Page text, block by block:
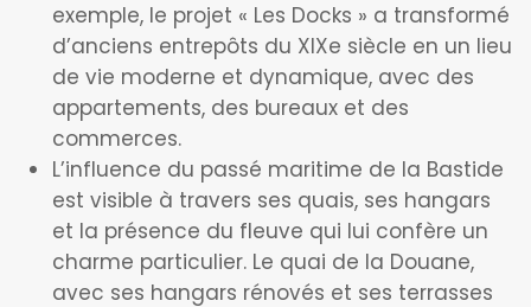
exemple, le projet « Les Docks » a transformé
d’anciens entrepôts du XIXe siècle en un lieu
de vie moderne et dynamique, avec des
appartements, des bureaux et des
commerces.
L’influence du passé maritime de la Bastide
est visible à travers ses quais, ses hangars
et la présence du fleuve qui lui confère un
charme particulier. Le quai de la Douane,
avec ses hangars rénovés et ses terrasses